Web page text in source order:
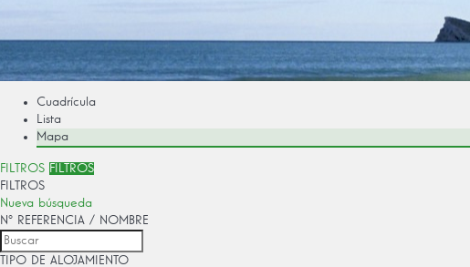
Cuadrícula
Lista
Mapa
FILTROS FILTROS
FILTROS
Nueva búsqueda
Nº REFERENCIA / NOMBRE
TIPO DE ALOJAMIENTO